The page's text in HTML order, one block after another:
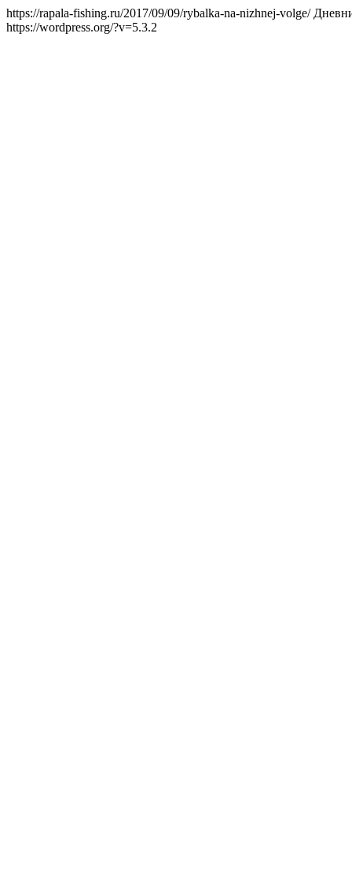
https://rapala-fishing.ru/2017/09/09/rybalka-na-nizhnej-volge/
https://wordpress.org/?v=5.3.2